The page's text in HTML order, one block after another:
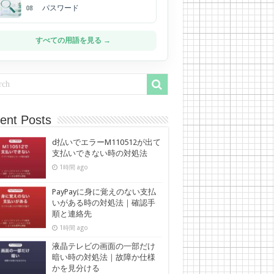
08 パスワード
すべての用語を見る →
Posts
d払いでエラーM110512が出て
支払いできない時の対処法
1時間 ago
PayPayに身に覚えのない支払
いがある時の対処法｜確認手
順と連絡先
1時間 ago
液晶テレビの画面の一部だけ
暗い時の対処法｜故障か仕様
かを見分ける